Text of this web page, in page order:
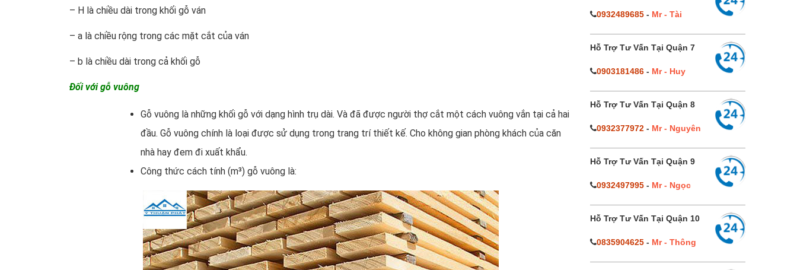
– H là chiều dài trong khối gỗ ván
– a là chiều rộng trong các mặt cắt của ván
– b là chiều dài trong cả khối gỗ
Đối với gỗ vuông
Gỗ vuông là những khối gỗ với dạng hình trụ dài. Và đã được người thợ cắt một cách vuông vắn tại cả hai
đầu. Gỗ vuông chính là loại được sử dụng trong trang trí thiết kế. Cho không gian phòng khách của căn
nhà hay đem đi xuất khẩu.
Công thức cách tính (m³) gỗ vuông là:
0932489685- Mr - Tài
Hỗ Trợ Tư Vấn Tại Quận 7
0903181486- Mr - Huy
Hỗ Trợ Tư Vấn Tại Quận 8
0932377972- Mr - Nguyên
Hỗ Trợ Tư Vấn Tại Quận 9
0932497995- Mr - Ngọc
Hỗ Trợ Tư Vấn Tại Quận 10
0835904625- Mr - Thông